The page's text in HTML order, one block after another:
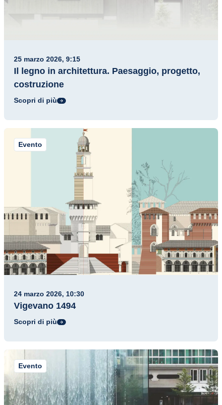
25 marzo 2026, 9:15
Il legno in architettura. Paesaggio, progetto,
costruzione
Scopri di più
Evento
24 marzo 2026, 10:30
Vigevano 1494
Scopri di più
Evento